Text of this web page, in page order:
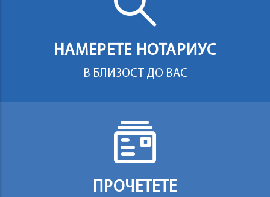
НАМЕРЕТЕ НОТАРИУС
В БЛИЗОСТ ДО ВАС
ПРОЧЕТЕТЕ